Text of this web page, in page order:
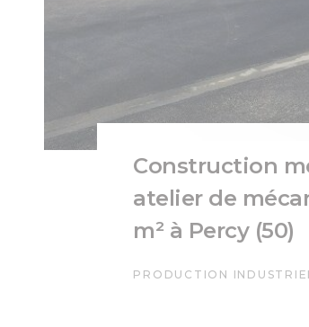
Construction
atelier de
m² à Percy (50)
PRODUCTION